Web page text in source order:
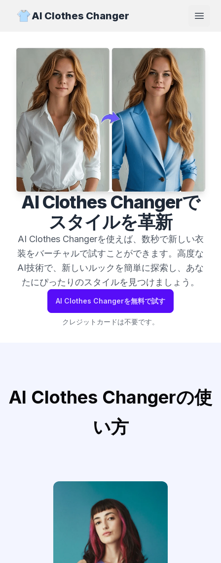
AI Clothes Changer Open
AI Clothes Changerで
スタイルを革新
AI Clothes Changerを使えば、数秒で新しい衣
装をバーチャルで試すことができます。高度な
AI技術で、新しいルックを簡単に探索し、あな
たにぴったりのスタイルを見つけましょう。
AI Clothes Changerを無料で試す
クレジットカードは不要です。
AI Clothes Changerの使
い方